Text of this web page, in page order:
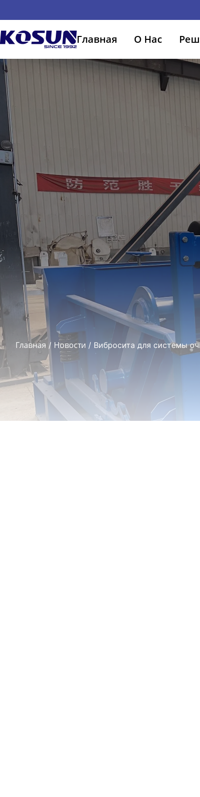
Главная О Нас
Главная / Новости / Вибросита для системы